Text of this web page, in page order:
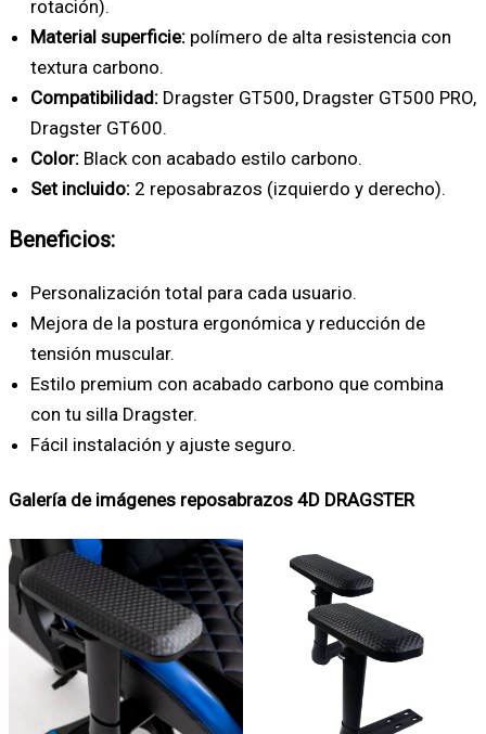
rotación).
Material superficie: polímero de alta resistencia con
textura carbono.
Compatibilidad: Dragster GT500, Dragster GT500 PRO,
Dragster GT600.
Color: Black con acabado estilo carbono.
Set incluido: 2 reposabrazos (izquierdo y derecho).
Beneficios:
Personalización total para cada usuario.
Mejora de la postura ergonómica y reducción de
tensión muscular.
Estilo premium con acabado carbono que combina
con tu silla Dragster.
Fácil instalación y ajuste seguro.
Galería de imágenes reposabrazos 4D DRAGSTER